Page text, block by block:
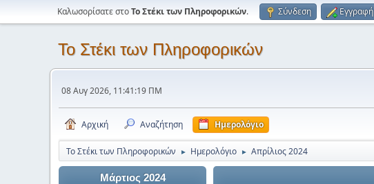
Καλωσορίσατε στοΤο Στέκι των Πληροφορικών. Σύνδεση Εγγραφή
Το Στέκι των Πληροφορικών
08 Αυγ 2026, 11:41:19 ΠΜ
Αρχική Αναζήτηση Ημερολόγιο
Το Στέκι των Πληροφορικών ► Ημερολόγιο ► Απρίλιος 2024
Μάρτιος 2024